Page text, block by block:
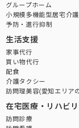
グループホーム
小規模多機能型居宅介護
予防・進行抑制
生活支援
家事代行
買い物代行
配食
介護タクシー
訪問理美容(愛知エリア
在宅医療・リハビリ
訪問診療